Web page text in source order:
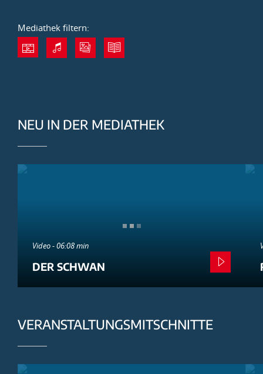
Mediathek filtern:
NEU IN DER MEDIATHEK
Video - 06:08 min
DER SCHWAN
VERANSTALTUNGSMITSCHNITTE